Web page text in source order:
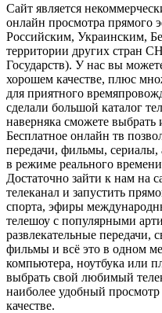
Сайт является
онлайн просмотра прямого
Российским, Украинским,
территории других стран
Государств). У нас вы
хорошем качестве, плюс
для приятного
сделали большой каталог
наверняка сможете
Бесплатное онлайн тв
передачи, фильмы, сериалы,
в режиме реального
Достаточно зайти к нам на
телеканал и запустить
спорта, эфиры
телешоу с популярными
развлекательные
фильмы и всё это в одном
компьютера, ноутбука или
выбрать свой любимый
наиболее удобный
качестве.